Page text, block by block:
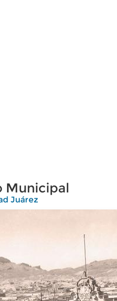
Municipal
Juárez